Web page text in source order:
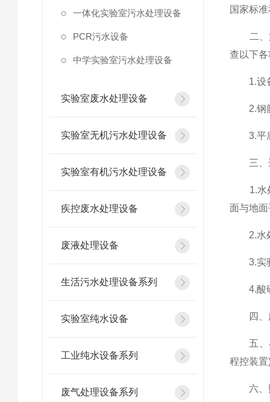
一体化实验室污水处理设备
PCR污水设备
中学实验室污水处理设备
实验室废水处理设备
实验室无机污水处理设备
实验室有机污水处理设备
疾控废水处理设备
废液处理设备
生活污水处理设备系列
实验室纯水设备
工业纯水设备系列
废气处理设备系列
国家标
二、施
查以下
1.设备
2.钢筋
3.平底
三、进
1.水处
面与地
2.水处
3.实验
4.酸碱
四、所
五、与
程控装置
六、照